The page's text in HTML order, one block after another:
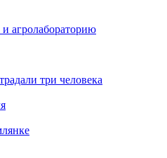
агролабораторию
три человека